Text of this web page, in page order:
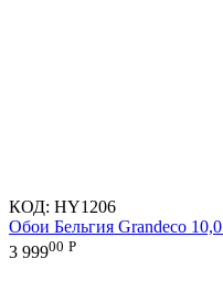
КОД: HY1206
Обои Бельгия Grandeco
3 99900 Р